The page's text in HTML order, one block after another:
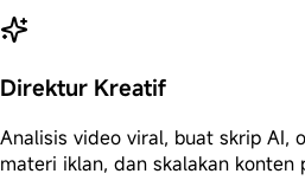
Direktur Kreatif
Analisis video viral, buat skrip AI,
materi iklan, dan skalakan konten